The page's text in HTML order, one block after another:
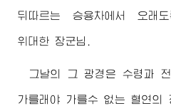
뒤따르는 승용차에서 오래
위대한 장군님
그날의 그 광경은 수령 과
가를래야 가를수 없는 혈연의